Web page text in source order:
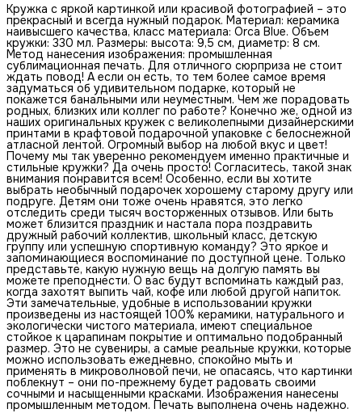
Кружка с яркой картинкой или красивой фотографией – это
прекрасный и всегда нужный подарок. Материал: керамика
наивысшего качества, класс материала: Orca Blue. Объем
кружки: 330 мл. Размеры: высота: 9,5 см, диаметр: 8 см.
Метод нанесения изображения: промышленная
сублимационная печать. Для отличного сюрприза не стоит
ждать повод! А если он есть, то тем более самое время
задуматься об удивительном подарке, который не
покажется банальными или неуместным. Чем же порадовать
родных, близких или коллег по работе? Конечно же, одной из
наших оригинальных кружек с великолепными дизайнерскими
принтами в крафтовой подарочной упаковке с белоснежной
атласной лентой. Огромный выбор на любой вкус и цвет!
Почему мы так уверенно рекомендуем именно практичные и
стильные кружки? Да очень просто! Согласитесь, такой знак
внимания понравится всем! Особенно, если вы хотите
выбрать необычный подарочек хорошему старому другу или
подруге. Детям они тоже очень нравятся, это легко
отследить среди тысяч восторженных отзывов. Или быть
может близится праздник и настала пора поздравить
дружный рабочий коллектив, школьный класс, детскую
группу или успешную спортивную команду? Это яркое и
запоминающиеся воспоминание по доступной цене. Только
представьте, какую нужную вещь на долгую память вы
можете преподнести. О вас будут вспоминать каждый раз,
когда захотят выпить чай, кофе или любой другой напиток.
Эти замечательные, удобные в использовании кружки
произведены из настоящей 100% керамики, натурального и
экологически чистого материала, имеют специальное
стойкое к царапинам покрытие и оптимально подобранный
размер. Это не сувениры, а самые реальные кружки, которые
можно использовать ежедневно, спокойно мыть и
применять в микроволновой печи, не опасаясь, что картинки
поблекнут – они по-прежнему будет радовать своими
сочными и насыщенными красками. Изображения нанесены
промышленным методом. Печать выполнена очень надежно.